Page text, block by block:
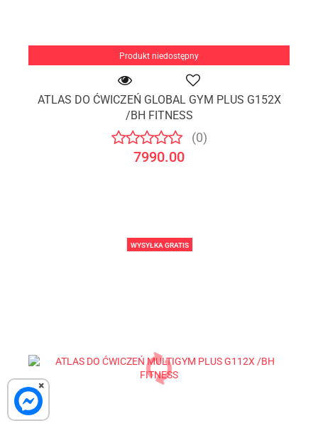
×
Produkt niedostępny
ATLAS DO ĆWICZEŃ GLOBAL GYM PLUS G152X
/BH FITNESS
(0)
7990.00
WYSYŁKA GRATIS